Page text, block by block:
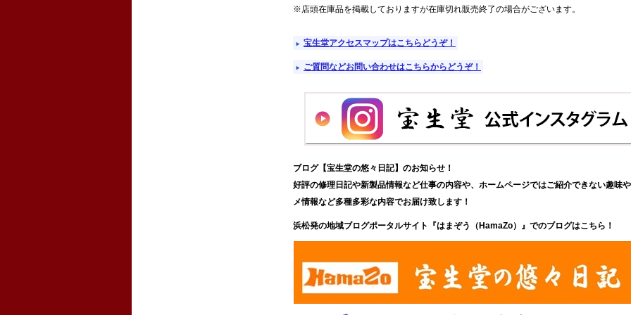
※店頭在庫品を掲載しておりますが在庫切れ販売終了の場合がございます。
宝生堂アクセスマップはこちらどうぞ！
ご質問などお問い合わせはこちらからどうぞ！
ブログ【宝生堂の悠々日記】のお知らせ！
好評の修理日記や新製品情報など仕事の内容や、ホームページではご紹介できない趣味
メ情報など多種多彩な内容でお届け致します！
浜松発の地域ブログポータルサイト『はまぞう（HamaZo）』でのブログはこちら！